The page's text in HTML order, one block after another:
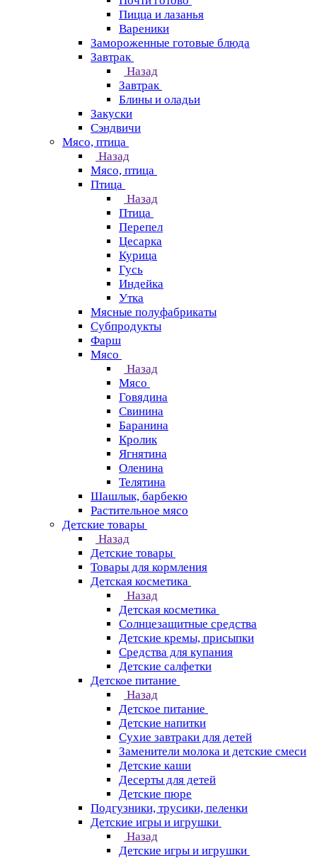
Пицца и лазанья
Вареники
Замороженные готовые блюда
Завтрак
Назад
Завтрак
Блины и оладьи
Закуски
Сэндвичи
Мясо, птица
Назад
Мясо, птица
Птица
Назад
Птица
Перепел
Цесарка
Курица
Гусь
Индейка
Утка
Мясные полуфабрикаты
Субпродукты
Фарш
Мясо
Назад
Мясо
Говядина
Свинина
Баранина
Кролик
Ягнятина
Оленина
Телятина
Шашлык, барбекю
Растительное мясо
Детские товары
Назад
Детские товары
Товары для кормления
Детская косметика
Назад
Детская косметика
Солнцезащитные средства
Детские кремы, присыпки
Средства для купания
Детские салфетки
Детское питание
Назад
Детское питание
Детские напитки
Сухие завтраки для детей
Заменители молока и детские смеси
Детские каши
Десерты для детей
Детские пюре
Подгузники, трусики, пеленки
Детские игры и игрушки
Назад
Детские игры и игрушки